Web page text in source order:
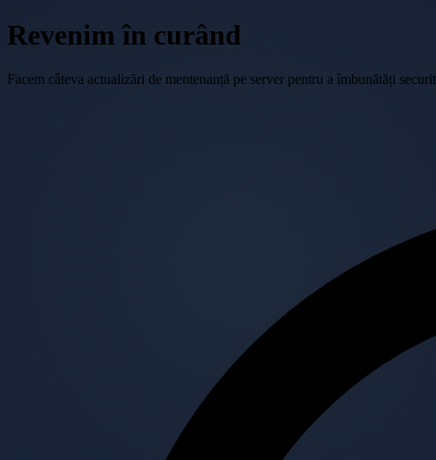
Revenim în curând
Facem câteva actualizări de mentenanță pe server pentru a îmbunătăți